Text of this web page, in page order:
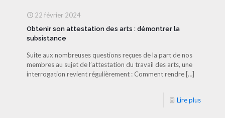
22 février 2024
Obtenir son attestation des arts : démontrer la
subsistance
Suite aux nombreuses questions reçues de la part de nos
membres au sujet de l’attestation du travail des arts, une
interrogation revient régulièrement : Comment rendre […]
Lire plus